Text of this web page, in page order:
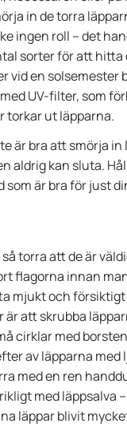
in de torra
ingen roll – det
sorter för att
vid en solsemester
UV-filter, som
torkar ut läpparna.
är bra att smörja
aldrig kan sluta.
som är bra för just
torra att de är
flagorna innan
mjukt och
är att skrubba
cirklar med
av läpparna
med en ren
med läppsalva
läppar blivit